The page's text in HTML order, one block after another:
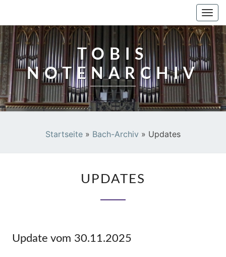
TOBIS
NOTENARCHIV
Startseite » Bach-Archiv » Updates
UPDATES
Update vom 30.11.2025